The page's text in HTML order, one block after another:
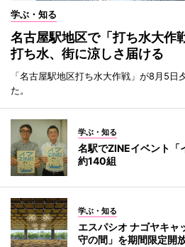
学ぶ・知る
名古屋駅地区で「打ち水大
打ち水、街に涼しさ届ける
「名古屋駅地区打ち水大作戦」が8月5日
た。
学ぶ・知る
名駅でZINEイベント
約140組
学ぶ・知る
エスパシオ ナゴヤキャ
守の間」を期間限定開